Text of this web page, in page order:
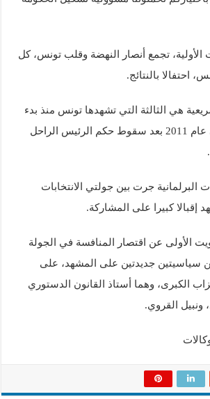
الأولية، تجمع أنصار النهضة وقلب تونس، كل
احتفالا بالنتائج.
هي الثالثة التي تشهدها تونس منذ بدء
الانتقال الديمقراطي عام 2011 بعد سقوط حكم الرئيس الراحل
البرلمانية جرت بين جولتي الانتخابات
إقبالا كبيرا على المشاركة.
الأولى عن اقتصار المنافسة في الجولة
سياسيتين جديدتين على المشهد، على
الكبرى، وهما أستاذ القانون الدستوري
ونبيل القروي.